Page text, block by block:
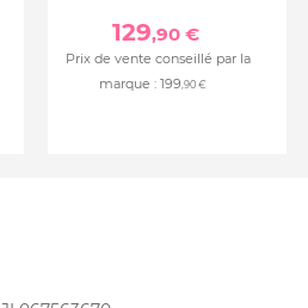
129,90 €
Prix de vente conseillé par la
marque : 199,90 €